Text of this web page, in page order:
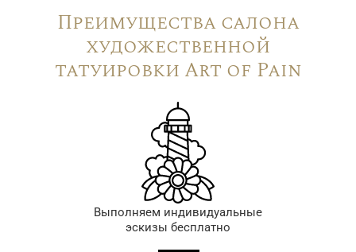
Преимущества салона
художественной
татуировки Art of Pain
Выполняем индивидуальные
эскизы бесплатно